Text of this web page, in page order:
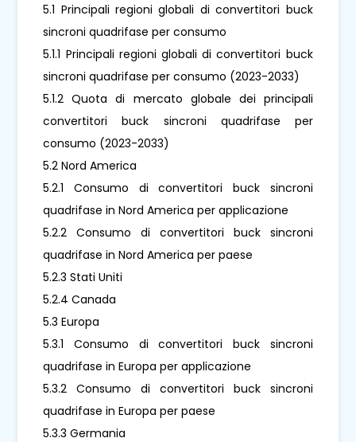
5.1 Principali regioni globali di convertitori buck
sincroni quadrifase per consumo
5.1.1 Principali regioni globali di convertitori buck
sincroni quadrifase per consumo (2023-2033)
5.1.2 Quota di mercato globale dei principali
convertitori buck sincroni quadrifase per
consumo (2023-2033)
5.2 Nord America
5.2.1 Consumo di convertitori buck sincroni
quadrifase in Nord America per applicazione
5.2.2 Consumo di convertitori buck sincroni
quadrifase in Nord America per paese
5.2.3 Stati Uniti
5.2.4 Canada
5.3 Europa
5.3.1 Consumo di convertitori buck sincroni
quadrifase in Europa per applicazione
5.3.2 Consumo di convertitori buck sincroni
quadrifase in Europa per paese
5.3.3 Germania